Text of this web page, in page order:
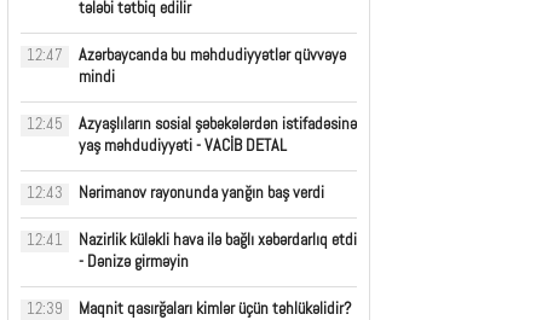
tələbi tətbiq edilir
12:47
Azərbaycanda bu məhdudiyyətlər qüvvəyə
mindi
12:45
Azyaşlıların sosial şəbəkələrdən istifadəsinə
yaş məhdudiyyəti - VACİB DETAL
12:43 Nərimanov rayonunda yanğın baş verdi
12:41
Nazirlik küləkli hava ilə bağlı xəbərdarlıq etdi
- Dənizə girməyin
12:39
Maqnit qasırğaları kimlər üçün təhlükəlidir?